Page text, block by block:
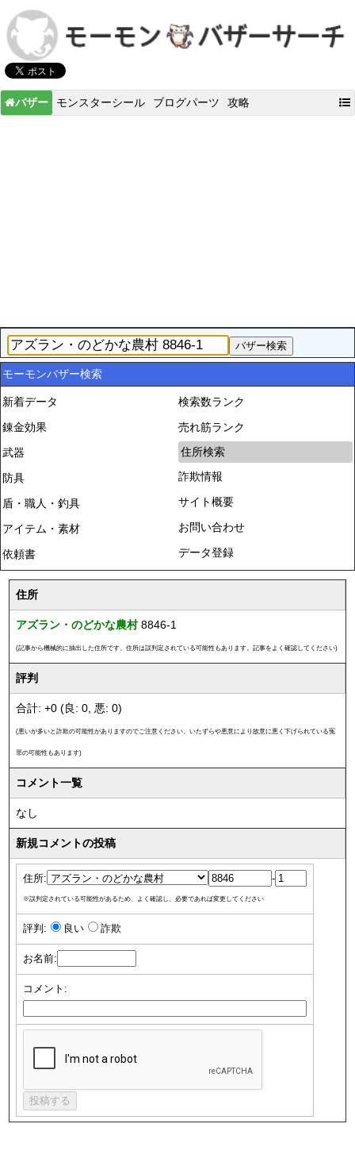
バザー モンスターシール ブログパーツ 攻略
モーモンバザー検索
新着データ
錬金効果
武器
防具
盾・職人・釣具
アイテム・素材
依頼書
検索数ランク
売れ筋ランク
住所検索
詐欺情報
サイト概要
お問い合わせ
データ登録
住所
アズラン・のどかな農村8846-1
(記事から機械的に抽出した住所です。住所は誤判定されている可能性もあります。記事をよく確認してください)
評判
合計: +0 (良: 0, 悪: 0)
(悪いが多いと詐欺の可能性がありますのでご注意ください。いたずらや悪意により故意に悪く下げられている冤
罪の可能性もあります)
コメント一覧
なし
新規コメントの投稿
住所: -
※誤判定されている可能性があるため、よく確認し、必要であれば変更してください
評判: 良い 詐欺
お名前:
コメント: